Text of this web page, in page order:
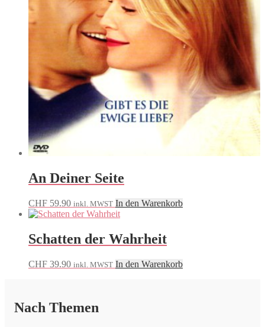
An Deiner Seite
CHF 59.90 inkl. MWST In den Warenkorb
Schatten der Wahrheit
CHF 39.90 inkl. MWST In den Warenkorb
Nach Themen